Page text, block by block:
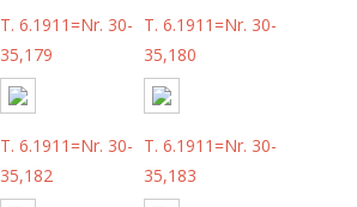
T. 6.1911=Nr. 30-
35,179
T. 6.1911=Nr. 30-
35,180
T. 6.1911=Nr. 30-
35,182
T. 6.1911=Nr. 30-
35,183